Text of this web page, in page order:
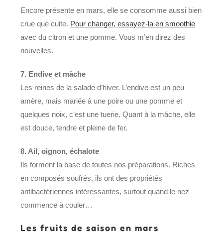
Encore présente en mars, elle se consomme aussi bien
crue que cuite. Pour changer, essayez-la en smoothie
avec du citron et une pomme. Vous m’en direz des
nouvelles.
7. Endive et mâche
Les reines de la salade d’hiver. L’endive est un peu
amère, mais mariée à une poire ou une pomme et
quelques noix, c’est une tuerie. Quant à la mâche, elle
est douce, tendre et pleine de fer.
8. Ail, oignon, échalote
Ils forment la base de toutes nos préparations. Riches
en composés soufrés, ils ont des propriétés
antibactériennes intéressantes, surtout quand le nez
commence à couler…
Les fruits de saison en mars